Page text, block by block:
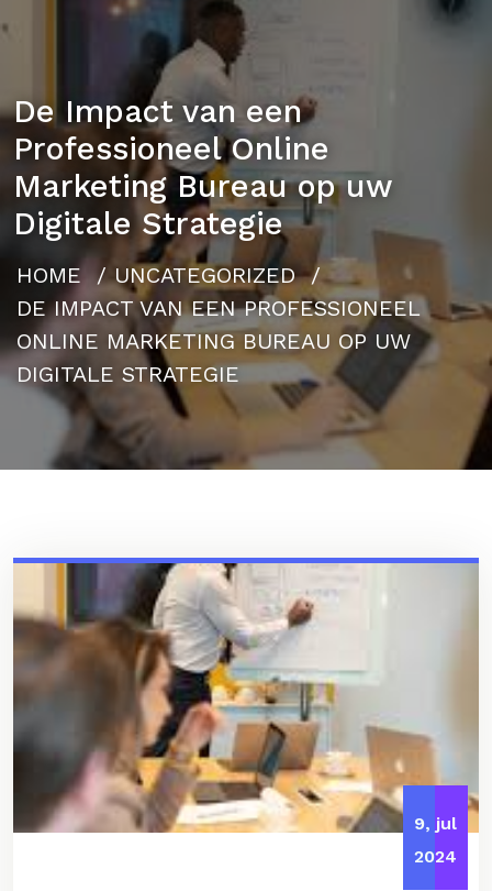
De Impact van een
Professioneel Online
Marketing Bureau op uw
Digitale Strategie
HOME/ UNCATEGORIZED/
DE IMPACT VAN EEN PROFESSIONEEL
ONLINE MARKETING BUREAU OP UW
DIGITALE STRATEGIE
9, jul
2024